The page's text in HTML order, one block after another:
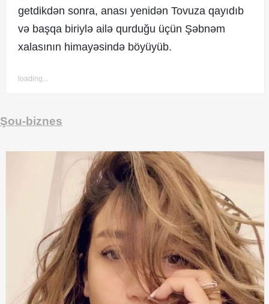
getdikdən sonra, anası yenidən Tovuza qayıdıb
və başqa biriylə ailə qurduğu üçün Şəbnəm
xalasının himayəsində böyüyüb.
loading...
Şou-biznes